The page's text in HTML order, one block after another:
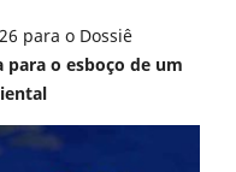
para o Dossiê
o esboço de um